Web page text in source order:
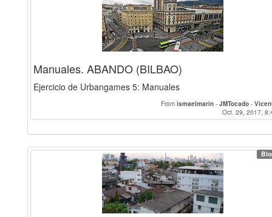
Manuales. ABANDO (BILBAO)
Ejercicio de Urbangames 5: Manuales
From ismaelmarin - JMTocado -
Oct. 29, 2017,